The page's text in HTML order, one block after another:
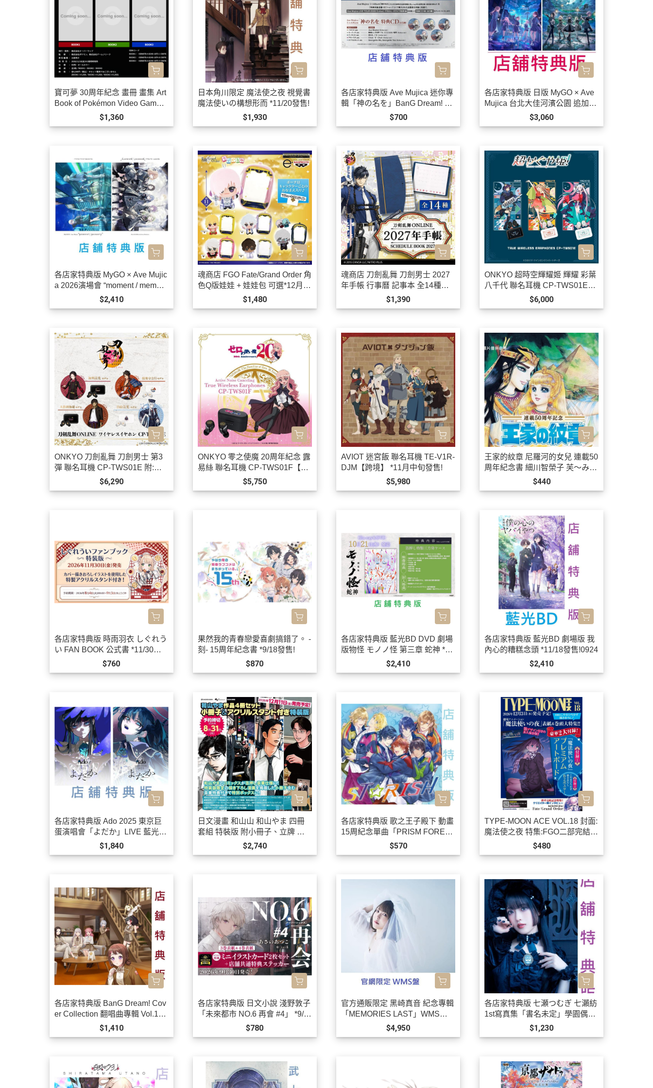
寶可夢 30周年紀念 畫冊 畫集 Art
Book of Pokémon Video Games
developed by GAME FREAK BO
OK 1、2、3 *12/18發售!
$1,360
日本角川限定 魔法使之夜 視覺書
魔法使いの構想形而 *11/20發售!
$1,930
各店家特典版 Ave Mujica 迷你專
輯「神の名を」BanG Dream! *1
0/21發售! 早期0903
$700
各店家特典版 日版 MyGO × Ave
Mujica 台北大佳河濱公園 追加公
演 2026演唱會 藍光BD BanG Dr
eam! *1/27發售! 早期1202截止
$3,060
各店家特典版 MyGO × Ave Mujic
a 2026演場會 “moment / memor
y” 藍光BD 特裝盤 BanG Dream!
*9/30發售!
$2,410
魂商店 FGO Fate/Grand Order 角
色Q版娃娃 + 娃娃包 可選*12月發
$1,480
魂商店 刀劍亂舞 刀劍男士 2027
年手帳 行事曆 記事本 全14種可
選 *12月發售!$1,390
ONKYO 超時空輝耀姬 輝耀 彩葉
八千代 聯名耳機 CP-TWS01E
【跨境】0826*11月中旬發售!
$6,000
ONKYO 刀劍亂舞 刀劍男士 第3
彈 聯名耳機 CP-TWS01E 附:束
口袋【跨境】0923*12月上旬發
售!
$6,290
ONKYO 零之使魔 20周年紀念 露
易絲 聯名耳機 CP-TWS01F【跨
境】*12月上旬發售!0923
$5,750
AVIOT 迷宮飯 聯名耳機 TE-V1R-
DJM【跨境】 *11月中旬發售!
$5,980
王家的紋章 尼羅河的女兒 連載50
周年紀念書 細川智榮子 芙〜みん
$440
各店家特典版 時雨羽衣 しぐれう
い FAN BOOK 公式書 *11/30發
$760
果然我的青春戀愛喜劇搞錯了。 -
刻- 15周年紀念書 *9/18發售!
$870
各店家特典版 藍光BD DVD 劇場
版物怪 モノノ怪 第三章 蛇神 *1
$2,410
各店家特典版 藍光BD 劇場版 我
內心的糟糕念頭 *11/18發售!0924
$2,410
各店家特典版 Ado 2025 東京巨
蛋演唱會「よだか」LIVE 藍光B
D DVD *10/21發售!
$1,840
日文漫畫 和山山 和山やま 四冊
套組 特裝版 附小冊子、立牌 去
唱卡拉OK吧、為你著迷*12/11發
售!
$2,740
各店家特典版 歌之王子殿下 動畫
15周紀念單曲「PRISM FOREV
ER!」STRISH *10/21發售!
$570
TYPE-MOON ACE VOL.18 封面:
魔法使之夜 特集:FGO二部完結 *
$480
各店家特典版 BanG Dream! Cov
er Collection 翻唱曲專輯 Vol.11 *
$1,410
各店家特典版 日文小說 淺野敦子
「未來都市 NO.6 再會 #4」 *9/3
$780
官方通販限定 黑崎真音 紀念專輯
「MEMORIES LAST」WMS盤
黒崎真音 *9/22發售!0903
$4,950
各店家特典版 七瀬つむぎ 七瀨紡
1st寫真集「書名未定」學園偶像
大師 有村麻央*10/30發售!
$1,230